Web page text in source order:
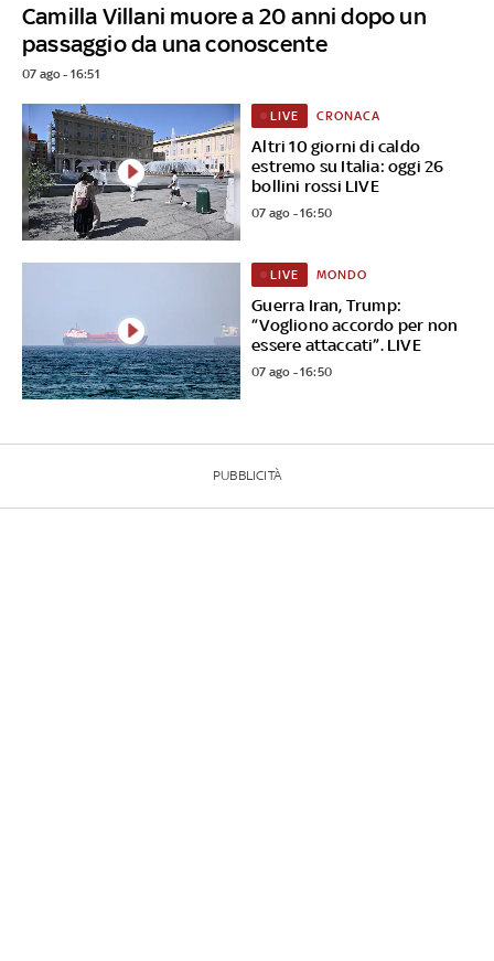
Camilla Villani muore a 20 anni dopo un
passaggio da una conoscente
07 ago - 16:51
Altri 10 giorni di caldo
estremo su Italia: oggi 26
bollini rossi LIVE
LIVE CRONACA
07 ago - 16:50
Guerra Iran, Trump:
“Vogliono accordo per non
essere attaccati”. LIVE
LIVE MONDO
07 ago - 16:50
PUBBLICITÀ